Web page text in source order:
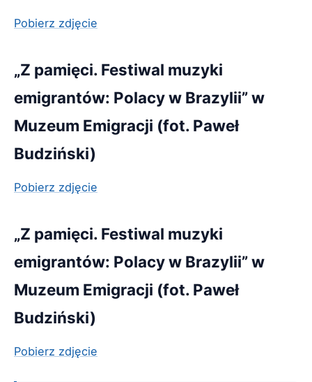
Pobierz zdjęcie
„Z pamięci. Festiwal muzyki
emigrantów: Polacy w Brazylii” w
Muzeum Emigracji (fot. Paweł
Budziński)
Pobierz zdjęcie
„Z pamięci. Festiwal muzyki
emigrantów: Polacy w Brazylii” w
Muzeum Emigracji (fot. Paweł
Budziński)
Pobierz zdjęcie